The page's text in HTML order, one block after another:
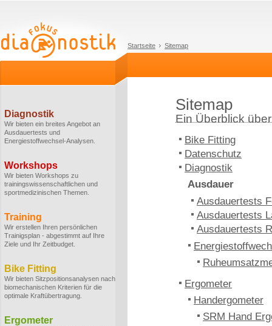
Startseite Sitemap
Diagnostik
Wir bieten ein breites Angebot an
Ausdauertests und
Energiestoffwechsel-Analysen.
Workshops
Wir bieten Workshops zu
trainingswissenschaftlichen und
sportmedizinischen Themen.
Training
Wir erstellen Ihren persönlichen
Trainigsplan - abgestimmt auf Ihre
Ziele und Ihr Zeitbudget.
Bike Fitting
Wir bieten Sitzpositionsanalysen nach
biomechanischen Kriterien für die
optimale Kraftübertragung.
Ergometer
Sitemap
Ein Überblick
Bike Fitting
Datenschutz
Diagnostik
Ausdauer
Ausdauertests
Ausdauertests
Ausdauertests
Ergometer
Handergometer
SRM Hand